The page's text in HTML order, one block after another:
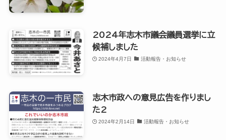
2024年志木市議会議員選挙に立
候補しました
2024年4月7日 活動報告・お知らせ
志木市政への意見広告を作りまし
た2
2024年2月14日 活動報告・お知らせ